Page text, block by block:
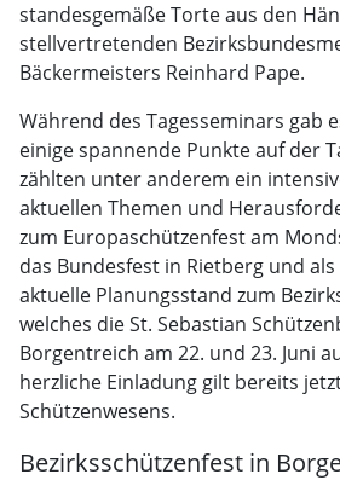
standesgemäße Torte aus den
stellvertretenden
Bäckermeisters Reinhard Pape.
Während des Tagesseminars gab
einige spannende Punkte auf der
zählten unter anderem ein
aktuellen Themen und
zum Europaschützenfest am
das Bundesfest in Rietberg und
aktuelle Planungsstand zum
welches die St. Sebastian
Borgentreich am 22. und 23. Juni
herzliche Einladung gilt bereits
Schützenwesens.
Bezirksschützenfest in